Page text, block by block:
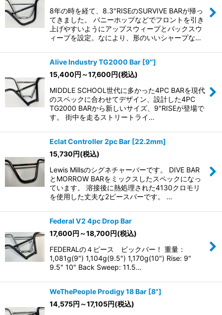
8年の時を経て、8.3"RISEのSURVIVE BARが帰っ
てきました。 バニーホップなどでフロントを引き
上げやすいようにアップスウィープとバックスウ
ィープを設定。なにより、形のいいシャープな…
Alive Industry TG2000 Bar [9″]
15,400円 ～17,600円(税込)
MIDDLE SCHOOL世代に多かった4PC BARを現代
のスペックに合わせてデザイン、設計した4PC
TG2000 BARから新しいサイズ、9"RISEが登場で
す。 街中を走るストリートライ…
Eclat Controller 2pc Bar [22.2mm]
15,730円(税込)
Lewis Millsのシグネチャーバーです。 DIVE BAR
とMORROW BARをミックスしたスペックになっ
ています。 溶接後に熱処理された4130クロモリ
を使用した丈夫な2ピースバーです。 …
Federal V2 4pc Drop Bar
17,600円 ～18,700円(税込)
FEDERALの４ピース ビックバー！ 重量：
1,081g(9") 1,104g(9.5") 1,170g(10") Rise: 9"
9.5" 10" Back Sweep: 11.5…
WeThePeople Prodigy 18 Bar [8"]
14,575円 ～17,105円(税込)